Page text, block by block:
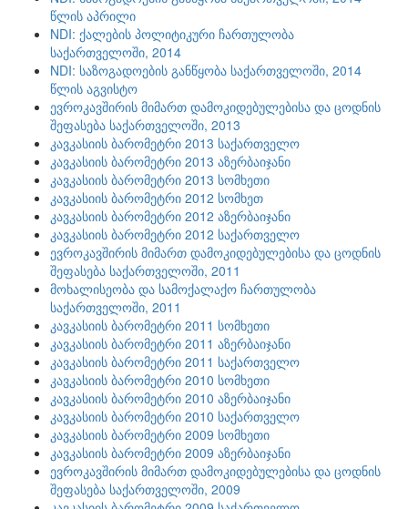
წლის აპრილი
NDI: ქალების პოლიტიკური ჩართულობა
საქართველოში, 2014
NDI: საზოგადოების განწყობა საქართველოში, 2014
წლის აგვისტო
ევროკავშირის მიმართ დამოკიდებულებისა და ცოდნის
შეფასება საქართველოში, 2013
კავკასიის ბარომეტრი 2013 საქართველო
კავკასიის ბარომეტრი 2013 აზერბაიჯანი
კავკასიის ბარომეტრი 2013 სომხეთი
კავკასიის ბარომეტრი 2012 სომხეთ
კავკასიის ბარომეტრი 2012 აზერბაიჯანი
კავკასიის ბარომეტრი 2012 საქართველო
ევროკავშირის მიმართ დამოკიდებულებისა და ცოდნის
შეფასება საქართველოში, 2011
მოხალისეობა და სამოქალაქო ჩართულობა
საქართველოში, 2011
კავკასიის ბარომეტრი 2011 სომხეთი
კავკასიის ბარომეტრი 2011 აზერბაიჯანი
კავკასიის ბარომეტრი 2011 საქართველო
კავკასიის ბარომეტრი 2010 სომხეთი
კავკასიის ბარომეტრი 2010 აზერბაიჯანი
კავკასიის ბარომეტრი 2010 საქართველო
კავკასიის ბარომეტრი 2009 სომხეთი
კავკასიის ბარომეტრი 2009 აზერბაიჯანი
ევროკავშირის მიმართ დამოკიდებულებისა და ცოდნის
შეფასება საქართველოში, 2009